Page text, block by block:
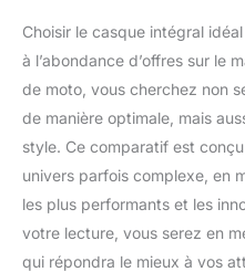
Choisir le casque intégral
à l’abondance d’offres sur le
de moto, vous cherchez non
de manière optimale, mais
style. Ce comparatif est
univers parfois complexe, en
les plus performants et les
votre lecture, vous serez en
qui répondra le mieux à vos